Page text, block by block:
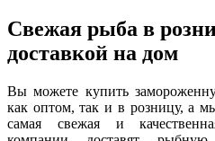
Свежая рыба в
доставкой на дом
Вы можете купить
как оптом, так и в розницу, а
самая свежая и